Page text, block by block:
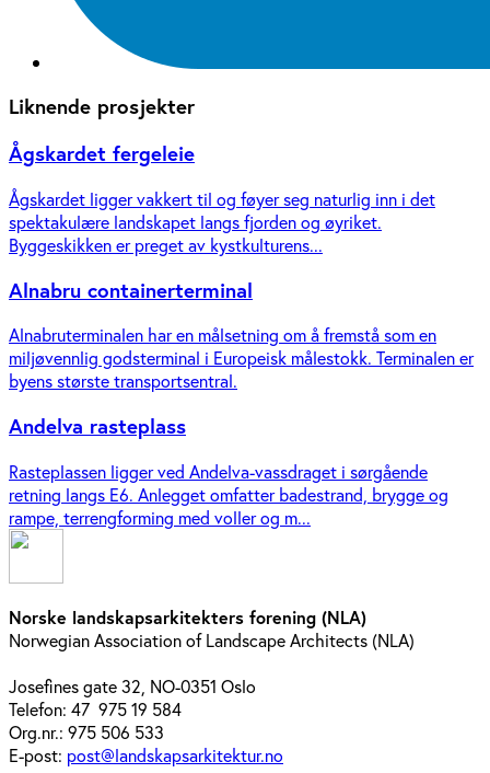
Liknende prosjekter
Ågskardet fergeleie
Ågskardet ligger vakkert til og føyer seg naturlig inn i det
spektakulære landskapet langs fjorden og øyriket.
Byggeskikken er preget av kystkulturens...
Alnabru containerterminal
Alnabruterminalen har en målsetning om å fremstå som en
miljøvennlig godsterminal i Europeisk målestokk. Terminalen er
byens største transportsentral.
Andelva rasteplass
Rasteplassen ligger ved Andelva-vassdraget i sørgående
retning langs E6. Anlegget omfatter badestrand, brygge og
rampe, terrengforming med voller og m...
Norske landskapsarkitekters forening (NLA)
Norwegian Association of Landscape Architects (NLA)
Josefines gate 32, NO-0351 Oslo
Telefon: 47 975 19 584
Org.nr.: 975 506 533
E-post: post@landskapsarkitektur.no